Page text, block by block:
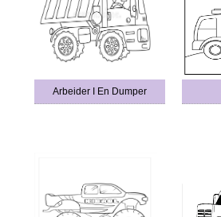
Arbeider I En Dumper